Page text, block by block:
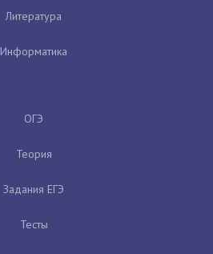
Литература
Информатика
ОГЭ
Теория
Задания ЕГЭ
Тесты